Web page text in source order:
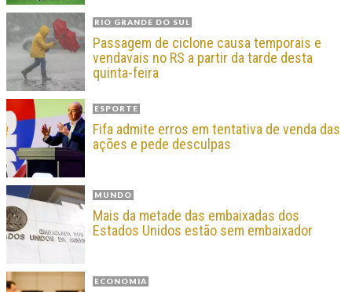
RIO GRANDE DO SUL
Passagem de ciclone causa temporais e
vendavais no RS a partir da tarde desta
quinta-feira
ESPORTE
Fifa admite erros em tentativa de venda das
ações e pede desculpas
MUNDO
Mais da metade das embaixadas dos
Estados Unidos estão sem embaixador
ECONOMIA